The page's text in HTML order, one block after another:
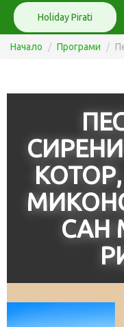
Holiday Pirati
Начало Програми
САН